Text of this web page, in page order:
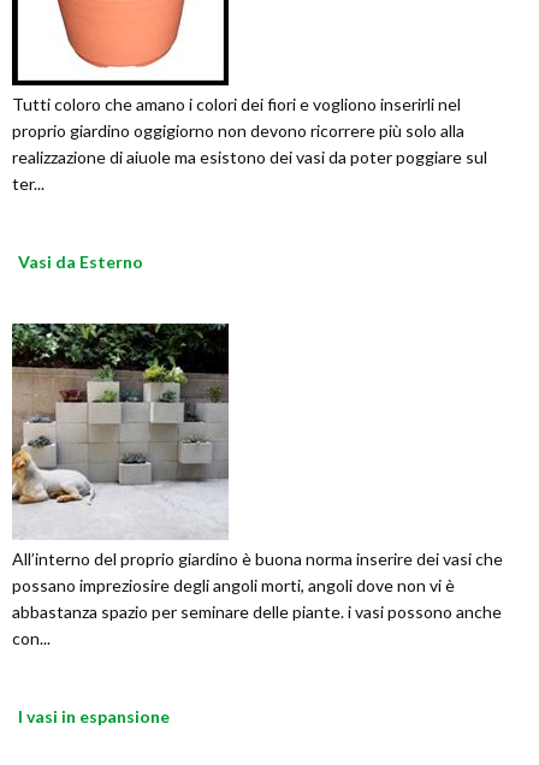
Tutti coloro che amano i colori dei fiori e vogliono inserirli nel
proprio giardino oggigiorno non devono ricorrere più solo alla
realizzazione di aiuole ma esistono dei vasi da poter poggiare sul
ter...
Vasi da Esterno
All’interno del proprio giardino è buona norma inserire dei vasi che
possano impreziosire degli angoli morti, angoli dove non vi è
abbastanza spazio per seminare delle piante. i vasi possono anche
con...
I vasi in espansione